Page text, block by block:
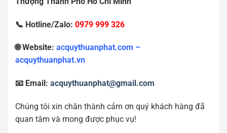
📞 Hotline/Zalo: 0979 999 326
🌐 Website: acquythuanphat.com –
acquythuanphat.vn
📧 Email: acquythuanphat@gmail.com
Chúng tôi xin chân thành cảm ơn quý khách hàng đã
quan tâm và mong được phục vụ!